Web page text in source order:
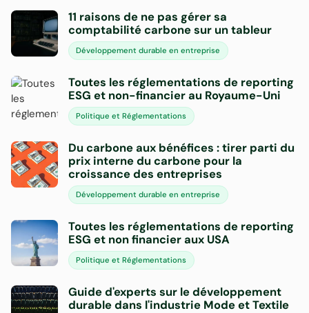
11 raisons de ne pas gérer sa
comptabilité carbone sur un tableur
Développement durable en entreprise
Toutes les réglementations de reporting
ESG et non-financier au Royaume-Uni
Politique et Réglementations
Du carbone aux bénéfices : tirer parti du
prix interne du carbone pour la
croissance des entreprises
Développement durable en entreprise
Toutes les réglementations de reporting
ESG et non financier aux USA
Politique et Réglementations
Guide d'experts sur le développement
durable dans l'industrie Mode et Textile